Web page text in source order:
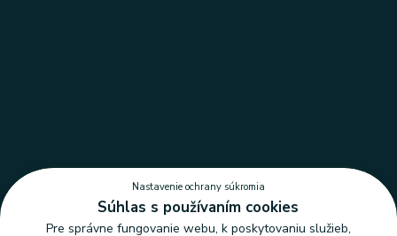
Nastavenie ochrany súkromia
Súhlas s používaním cookies
Pre správne fungovanie webu, k poskytovaniu služieb,